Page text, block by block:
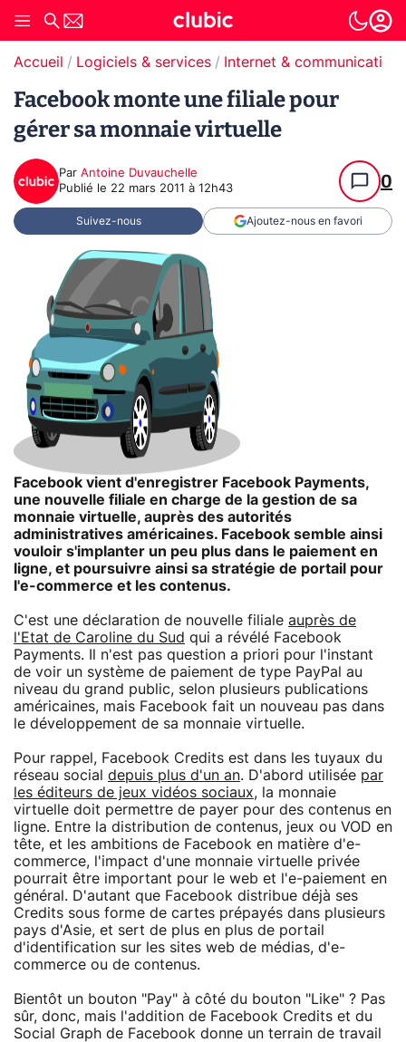
Accueil Logiciels & services Internet & communication
Facebook monte une filiale pour
gérer sa monnaie virtuelle
Par Antoine Duvauchelle
Publié le 22 mars 2011 à 12h43 0
Suivez-nous Ajoutez-nous en favori
Facebook vient d'enregistrer Facebook Payments,
une nouvelle filiale en charge de la gestion de sa
monnaie virtuelle, auprès des autorités
administratives américaines. Facebook semble ainsi
vouloir s'implanter un peu plus dans le paiement en
ligne, et poursuivre ainsi sa stratégie de portail pour
l'e-commerce et les contenus.
C'est une déclaration de nouvelle filiale auprès de
l'Etat de Caroline du Sud qui a révélé Facebook
Payments. Il n'est pas question a priori pour l'instant
de voir un système de paiement de type PayPal au
niveau du grand public, selon plusieurs publications
américaines, mais Facebook fait un nouveau pas dans
le développement de sa monnaie virtuelle.
Pour rappel, Facebook Credits est dans les tuyaux du
réseau social depuis plus d'un an. D'abord utilisée par
les éditeurs de jeux vidéos sociaux, la monnaie
virtuelle doit permettre de payer pour des contenus en
ligne. Entre la distribution de contenus, jeux ou VOD en
tête, et les ambitions de Facebook en matière d'e-
commerce, l'impact d'une monnaie virtuelle privée
pourrait être important pour le web et l'e-paiement en
général. D'autant que Facebook distribue déjà ses
Credits sous forme de cartes prépayés dans plusieurs
pays d'Asie, et sert de plus en plus de portail
d'identification sur les sites web de médias, d'e-
commerce ou de contenus.
Bientôt un bouton "Pay" à côté du bouton "Like" ? Pas
sûr, donc, mais l'addition de Facebook Credits et du
Social Graph de Facebook donne un terrain de travail